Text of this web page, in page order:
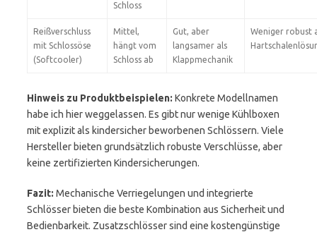
Schloss
Reißverschluss
mit Schlossöse
(Softcooler)
Mittel,
hängt vom
Schloss ab
Gut, aber
langsamer als
Klappmechanik
Weniger robust
Hinweis zu Produktbeispielen: Konkrete Modellnamen
habe ich hier weggelassen. Es gibt nur wenige Kühlboxen
mit explizit als kindersicher beworbenen Schlössern. Viele
Hersteller bieten grundsätzlich robuste Verschlüsse, aber
keine zertifizierten Kindersicherungen.
Fazit: Mechanische Verriegelungen und integrierte
Schlösser bieten die beste Kombination aus Sicherheit und
Bedienbarkeit. Zusatzschlösser sind eine kostengünstige